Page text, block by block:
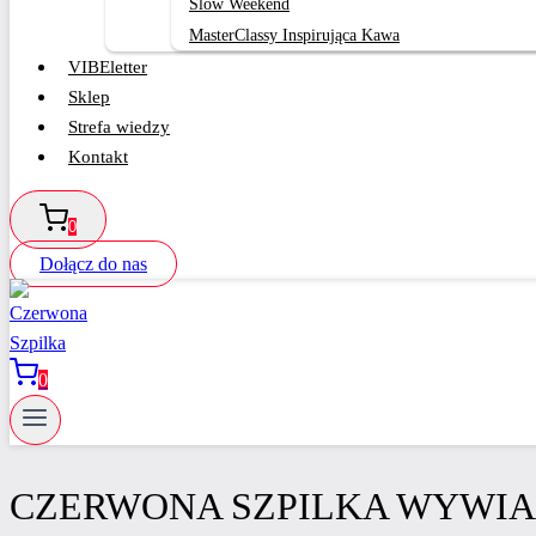
Slow Weekend
MasterClassy Inspirująca Kawa
VIBEletter
Sklep
Strefa wiedzy
Kontakt
0
Dołącz do nas
0
CZERWONA SZPILKA